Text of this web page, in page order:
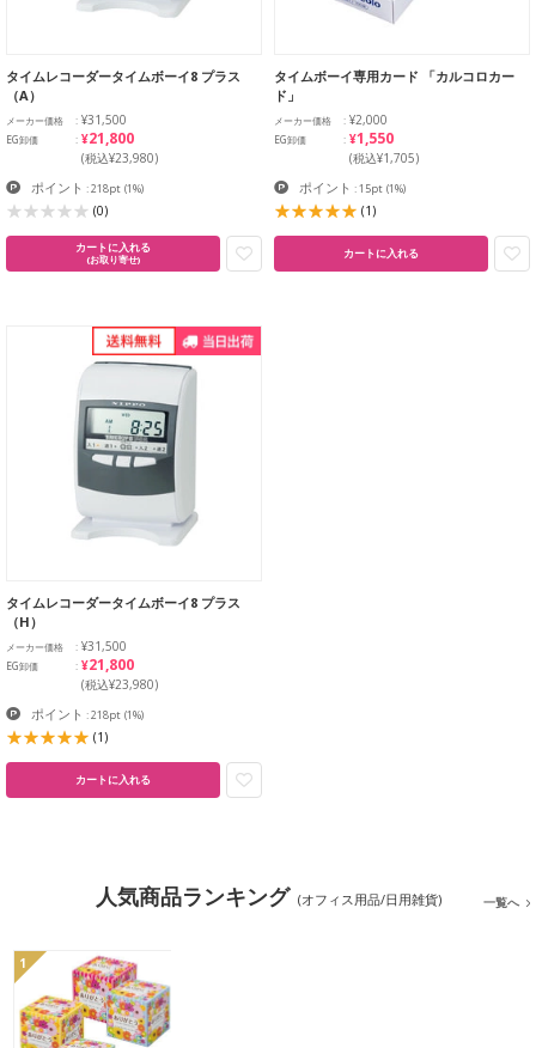
タイムレコーダータイムボーイ8 プラス
（A）
メーカー価格 ¥31,500
EG卸価 ¥21,800
(税込¥23,980)
ポイント : 218pt (1%)
(0)
カートに入れる
(お取り寄せ)
タイムボーイ専用カード 「カルコロカー
ド」
メーカー価格 ¥2,000
EG卸価 ¥1,550
(税込¥1,705)
ポイント : 15pt (1%)
(1)
カートに入れる
タイムレコーダータイムボーイ8 プラス
（H）
メーカー価格 ¥31,500
EG卸価 ¥21,800
(税込¥23,980)
ポイント : 218pt (1%)
(1)
カートに入れる
人気商品ランキング (オフィス用品/日用雑貨) 一覧へ
1